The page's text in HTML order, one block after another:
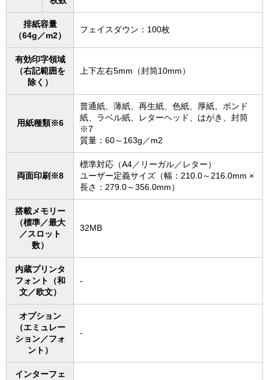
排紙容量
（64g／m2）
フェイスダウン：100枚
有効印字領域
（右記範囲を
除く）
上下左右5mm（封筒10mm）
用紙種類※6
普通紙、薄紙、再生紙、色紙、厚紙、ボンド
紙、ラベル紙、レターヘッド、はがき、封筒
※7
質量：60～163g／m2
両面印刷※8
標準対応（A4／リーガル／レター）
ユーザー定義サイズ（幅：210.0～216.0mm ×
長さ：279.0～356.0mm）
搭載メモリー
（標準／最大
／スロット
数）
32MB
内蔵プリンタ
フォント（和
文／欧文）
-
オプション
（エミュレー
ション／フォ
ント）
-
インターフェ